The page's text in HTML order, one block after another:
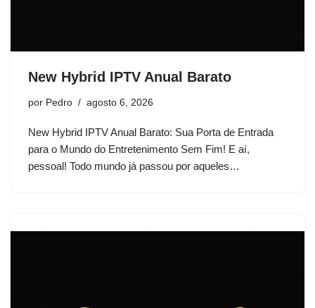
New Hybrid IPTV Anual Barato
por Pedro agosto 6, 2026
New Hybrid IPTV Anual Barato: Sua Porta de Entrada
para o Mundo do Entretenimento Sem Fim! E aí,
pessoal! Todo mundo já passou por aqueles…